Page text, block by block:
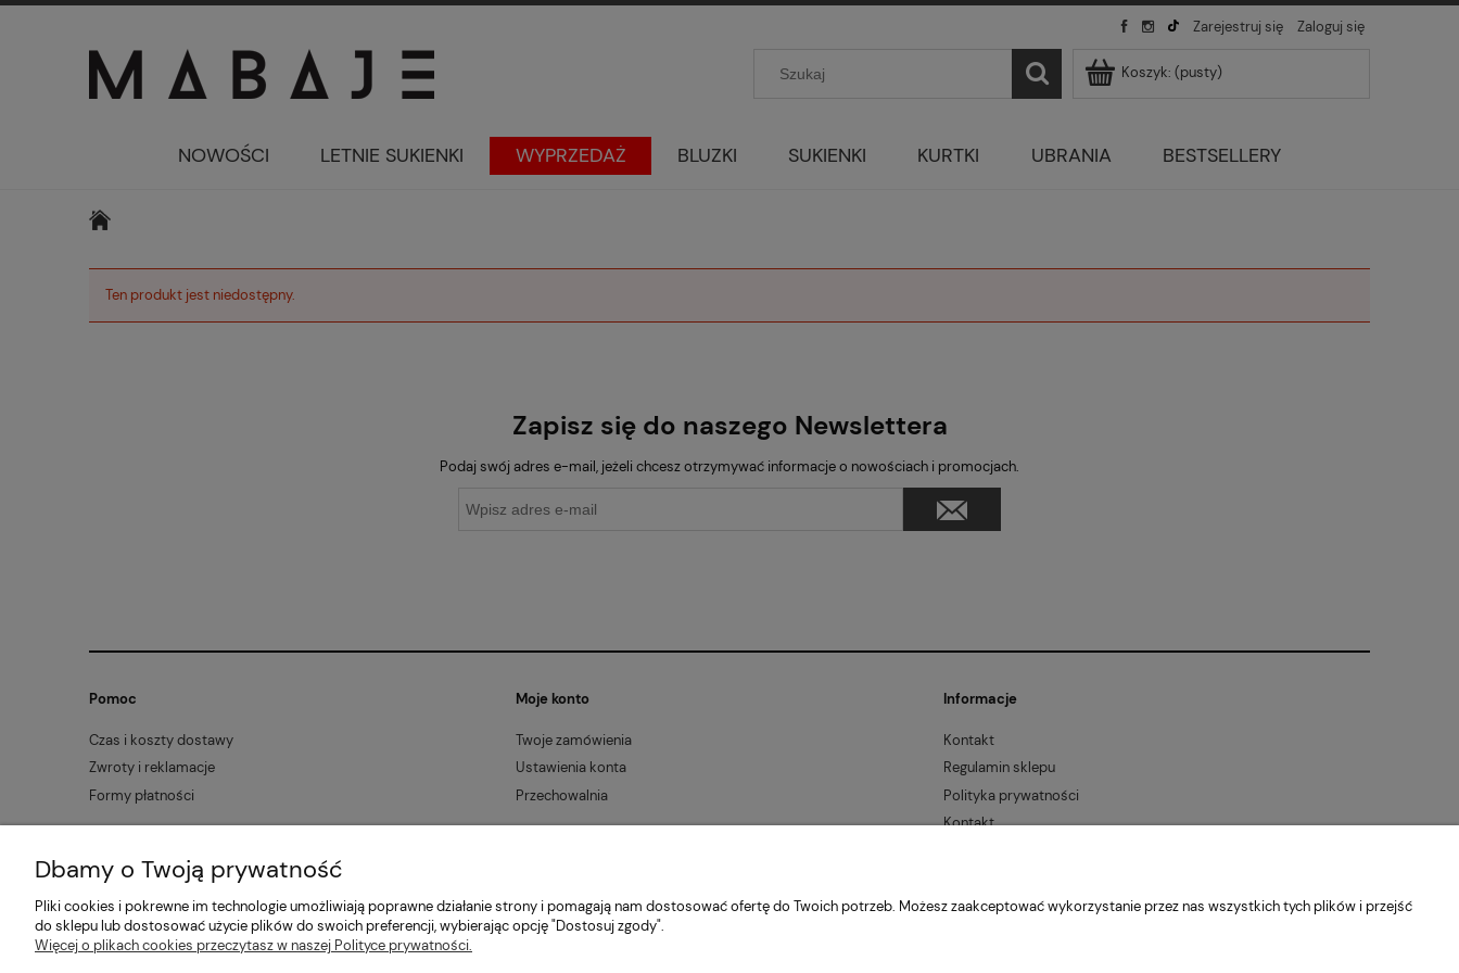
Zarejestruj się Zaloguj się
Koszyk: (pusty)
NOWOŚCI LETNIE SUKIENKI WYPRZEDAŻ BLUZKI SUKIENKI KURTKI UBRANIA BESTSELLERY
Ten produkt jest niedostępny.
Zapisz się do naszego Newslettera
Podaj swój adres e-mail, jeżeli chcesz otrzymywać informacje o nowościach i promocjach.
Pomoc
Czas i koszty dostawy
Zwroty i reklamacje
Formy płatności
Moje konto
Twoje zamówienia
Ustawienia konta
Przechowalnia
Informacje
Kontakt
Regulamin sklepu
Polityka prywatności
Kontakt
Sklep internetowy Shoper Premium
Mabaje| ul. Balicka 100, 30-149 Kraków, woj. małopolskie | E-mail:
Dbamy o Twoją prywatność
Pliki cookies i pokrewne im technologie umożliwiają poprawne działanie strony i pomagają nam dostosować ofertę do Twoich potrzeb. Możesz zaakceptować wykorzystanie przez nas wszystkich tych plików i przejść
do sklepu lub dostosować użycie plików do swoich preferencji, wybierając opcję "Dostosuj zgody".
Więcej o plikach cookies przeczytasz w naszej Polityce prywatności.